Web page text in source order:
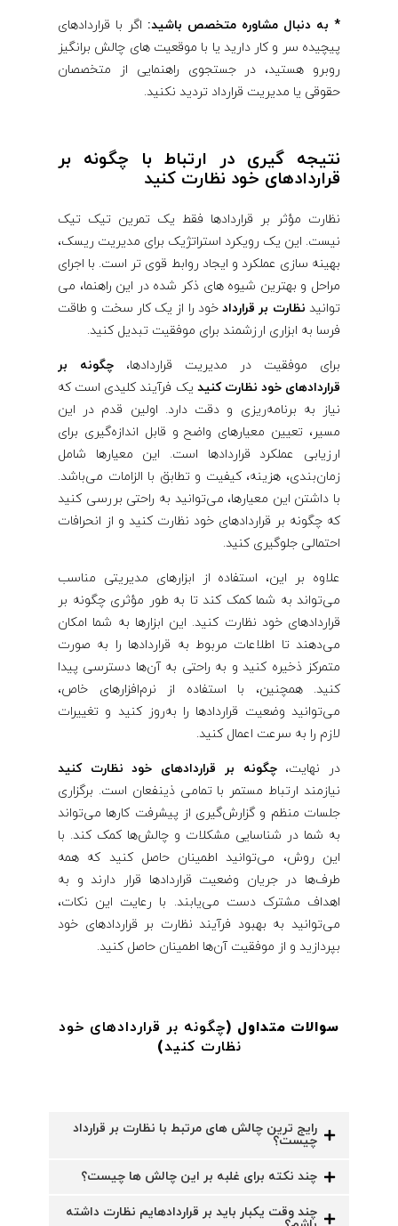
* به دنبال مشاوره متخصص باشید: اگر با قراردادهای
پیچیده سر و کار دارید یا با موقعیت های چالش برانگیز
روبرو هستید، در جستجوی راهنمایی از متخصصان
حقوقی یا مدیریت قرارداد تردید نکنید.
نتیجه گیری در ارتباط با چگونه بر
قراردادهای خود نظارت کنید
نظارت مؤثر بر قراردادها فقط یک تمرین تیک تیک
نیست. این یک رویکرد استراتژیک برای مدیریت ریسک،
بهینه سازی عملکرد و ایجاد روابط قوی تر است. با اجرای
مراحل و بهترین شیوه های ذکر شده در این راهنما، می
توانید نظارت بر قراردادخود را از یک کار سخت و طاقت
فرسا به ابزاری ارزشمند برای موفقیت تبدیل کنید.
برای موفقیت در مدیریت قراردادها، چگونه بر
قراردادهای خود نظارت کنید یک فرآیند کلیدی است که
نیاز به برنامه‌ریزی و دقت دارد. اولین قدم در این
مسیر، تعیین معیارهای واضح و قابل اندازه‌گیری برای
ارزیابی عملکرد قراردادها است. این معیارها شامل
زمان‌بندی، هزینه، کیفیت و تطابق با الزامات می‌باشد.
با داشتن این معیارها، می‌توانید به راحتی بررسی کنید
که چگونه بر قراردادهای خود نظارت کنید و از انحرافات
احتمالی جلوگیری کنید.
علاوه بر این، استفاده از ابزارهای مدیریتی مناسب
می‌تواند به شما کمک کند تا به طور مؤثری چگونه بر
قراردادهای خود نظارت کنید. این ابزارها به شما امکان
می‌دهند تا اطلاعات مربوط به قراردادها را به صورت
متمرکز ذخیره کنید و به راحتی به آن‌ها دسترسی پیدا
کنید. همچنین، با استفاده از نرم‌افزارهای خاص،
می‌توانید وضعیت قراردادها را به‌روز کنید و تغییرات
لازم را به سرعت اعمال کنید.
در نهایت،چگونه بر قراردادهای خود نظارت کنید
نیازمند ارتباط مستمر با تمامی ذینفعان است. برگزاری
جلسات منظم و گزارش‌گیری از پیشرفت کارها می‌تواند
به شما در شناسایی مشکلات و چالش‌ها کمک کند. با
این روش، می‌توانید اطمینان حاصل کنید که همه
طرف‌ها در جریان وضعیت قراردادها قرار دارند و به
اهداف مشترک دست می‌یابند. با رعایت این نکات،
می‌توانید به بهبود فرآیند نظارت بر قراردادهای خود
بپردازید و از موفقیت آن‌ها اطمینان حاصل کنید.
سوالات متداول (چگونه بر قراردادهای خود
نظارت کنید)
رایج ترین چالش های مرتبط با نظارت بر قرارداد
چیست؟
چند نکته برای غلبه بر این چالش ها چیست؟
چند وقت یکبار باید بر قراردادهایم نظارت داشته